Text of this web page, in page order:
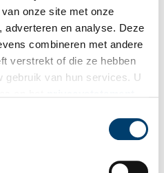
onze site met onze
adverteren en analyse. Deze
combineren met andere
verstrekt of die ze hebben
gebruik van hun services. U
de mooiste verhalen en het